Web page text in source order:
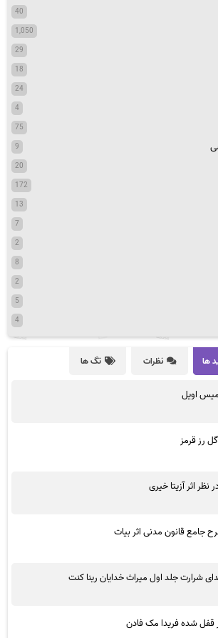
40
1,050
29
18
24
4
75
9
20
172
13
7
2
8
2
5
4
ها نظرات تگ ها
میس اویل
رز قرمز
اثر آزیتا خیری
جامع قانون مدنی اثر بیات
شرارت جلد اول میراث خدایان رینا کنت
قفل شده فریدا مک فادن